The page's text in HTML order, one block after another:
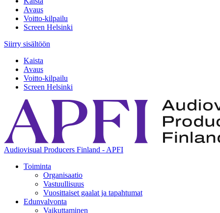
Avaus
Voitto-kilpailu
Screen Helsinki
Siirry sisältöön
Kaista
Avaus
Voitto-kilpailu
Screen Helsinki
Audiovisual Producers Finland - APFI
Toiminta
Organisaatio
Vastuullisuus
Vuosittaiset gaalat ja tapahtumat
Edunvalvonta
Vaikuttaminen